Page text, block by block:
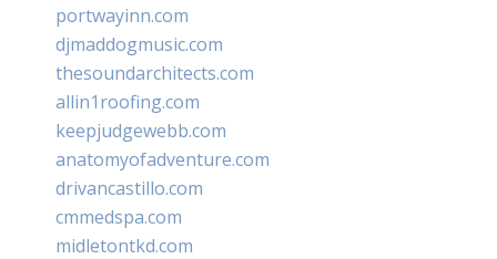
portwayinn.com
djmaddogmusic.com
thesoundarchitects.com
allin1roofing.com
keepjudgewebb.com
anatomyofadventure.com
drivancastillo.com
cmmedspa.com
midletontkd.com